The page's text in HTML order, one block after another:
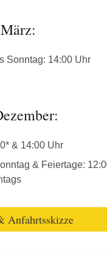
Sonntag: 14:00 Uhr
& 14:00 Uhr
& Feiertage:
Anfahrtsskizze